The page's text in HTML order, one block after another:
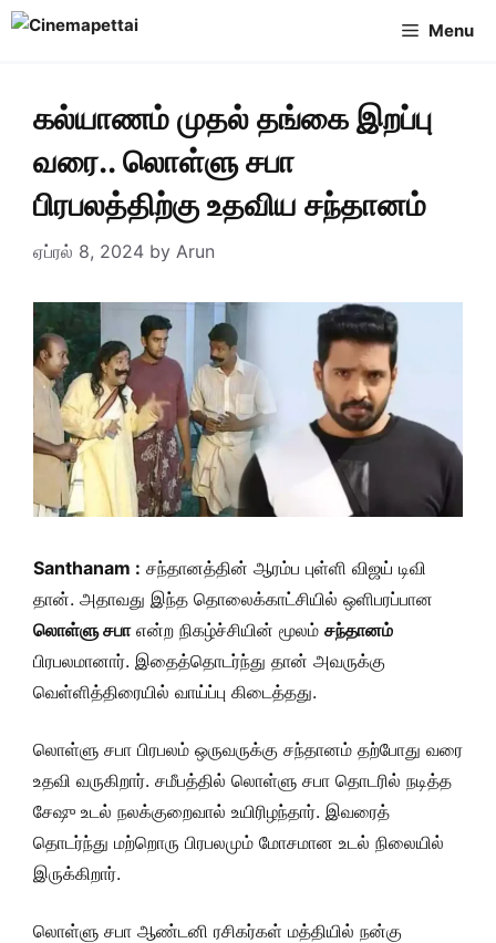
Skip
Menu
கல்யாணம் முதல் தங்கை இறப்பு
வரை.. லொள்ளு சபா
பிரபலத்திற்கு உதவிய சந்தானம்
ஏப்ரல் 8, 2024 by Arun
Santhanam : சந்தானத்தின் ஆரம்ப புள்ளி விஜய் டிவி
தான். அதாவது இந்த தொலைக்காட்சியில் ஒளிபரப்பான
லொள்ளு சபாஎன்ற நிகழ்ச்சியின் மூலம் சந்தானம்
பிரபலமானார். இதைத்தொடர்ந்து தான் அவருக்கு
வெள்ளித்திரையில் வாய்ப்பு கிடைத்தது.
லொள்ளு சபா பிரபலம் ஒருவருக்கு சந்தானம் தற்போது வரை
உதவி வருகிறார். சமீபத்தில் லொள்ளு சபா தொடரில் நடித்த
சேஷு உடல் நலக்குறைவால் உயிரிழந்தார். இவரைத்
தொடர்ந்து மற்றொரு பிரபலமும் மோசமான உடல் நிலையில்
இருக்கிறார்.
லொள்ளு சபா ஆண்டனி ரசிகர்கள் மத்தியில் நன்கு